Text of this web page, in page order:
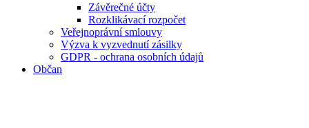
Závěrečné účty
Rozklikávací rozpočet
Veřejnoprávní smlouvy
Výzva k vyzvednutí zásilky
GDPR - ochrana osobních údajů
Občan